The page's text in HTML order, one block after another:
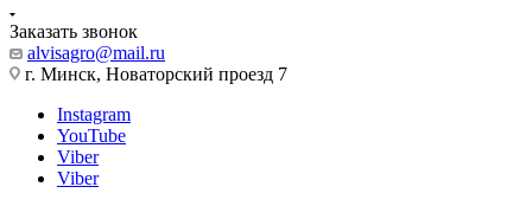
Заказать звонок
alvisagro@mail.ru
г. Минск, Новаторский проезд 7
Instagram
YouTube
Viber
Viber